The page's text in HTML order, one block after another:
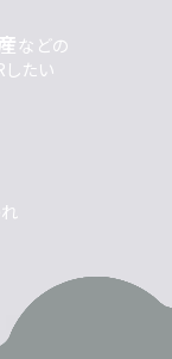
などの
したい